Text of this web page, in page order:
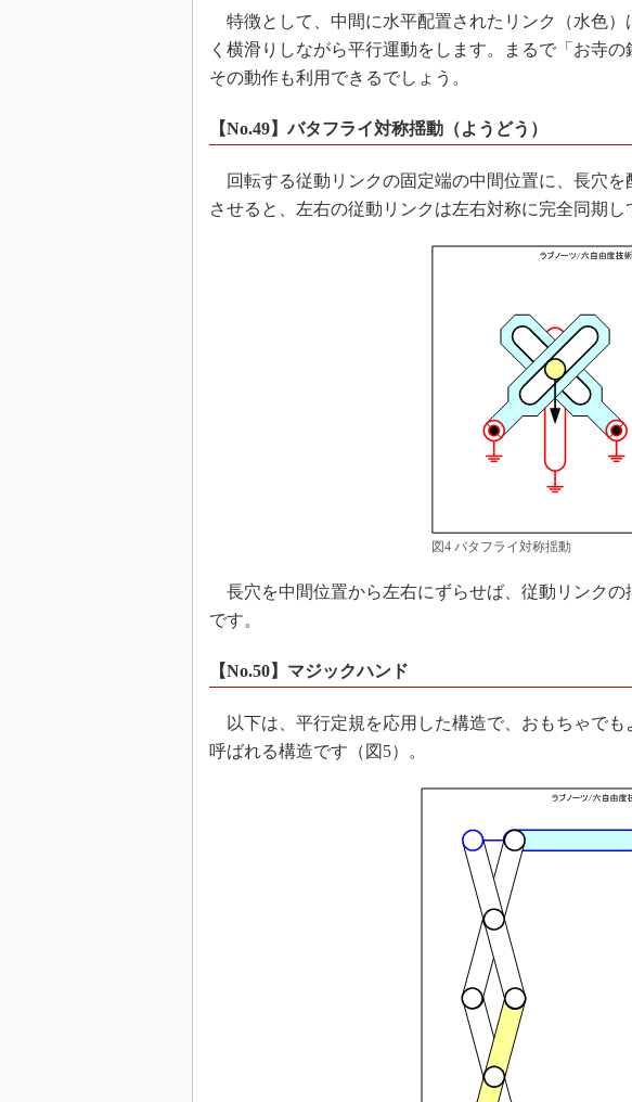
特徴として、中間に水平配置されたリンク（水色）
く横滑りしながら平行運動をします。まるで「お寺
その動作も利用できるでしょう。
【No.49】バタフライ対称揺動（ようどう）
回転する従動リンクの固定端の中間位置に、長穴を
させると、左右の従動リンクは左右対称に完全同期し
図4 バタフライ対称揺動
長穴を中間位置から左右にずらせば、従動リンクの
です。
【No.50】マジックハンド
以下は、平行定規を応用した構造で、おもちゃでも
呼ばれる構造です（図5）。